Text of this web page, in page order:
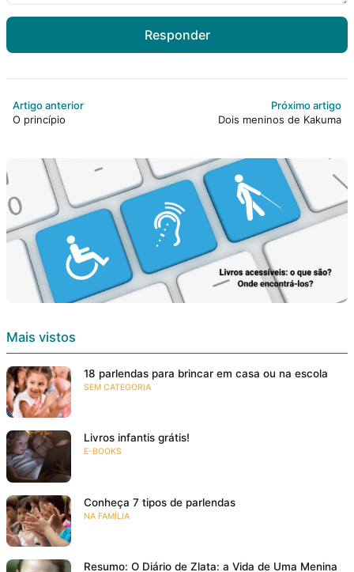
Responder
Artigo anterior
O princípio
Próximo artigo
Dois meninos de Kakuma
Mais vistos
18 parlendas para brincar em casa ou na escola
SEM CATEGORIA
Livros infantis grátis!
E-BOOKS
Conheça 7 tipos de parlendas
NA FAMÍLIA
Resumo: O Diário de Zlata: a Vida de Uma Menina